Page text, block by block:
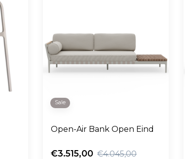
Sale
Open-Air Bank Open Eind
€3.515,00 €4.045,00